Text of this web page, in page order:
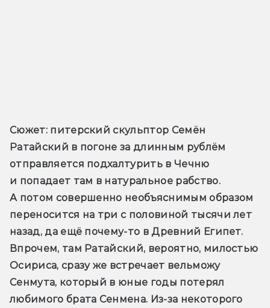
Сюжет: питерский скульптор Семён
Ратайский в погоне за длинным рублём
отправляется подхалтурить в Чечню
и попадает там в натуральное рабство.
А потом совершенно необъяснимым образом
переносится на три с половиной тысячи лет
назад, да ещё почему-то в Древний Египет.
Впрочем, там Ратайский, вероятно, милостью
Осириса, сразу же встречает вельможу
Сенмута, который в юные годы потерял
любимого брата Сенмена. Из-за некоторого